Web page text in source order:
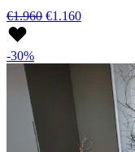
€1.960 €1.160
-30%